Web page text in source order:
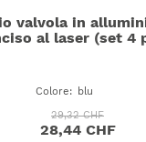
valvola in
al laser (set 4
Colore:
blu
29,32 CHF
28,44 CHF